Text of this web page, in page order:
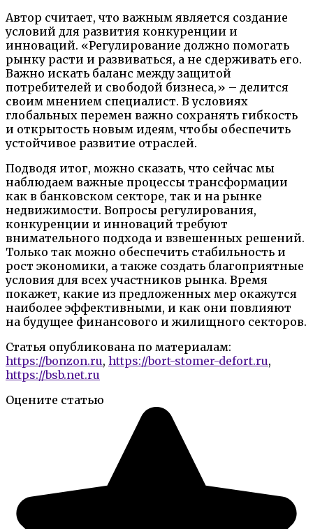
Автор считает, что важным является создание
условий для развития конкуренции и
инноваций. «Регулирование должно помогать
рынку расти и развиваться, а не сдерживать его.
Важно искать баланс между защитой
потребителей и свободой бизнеса,» – делится
своим мнением специалист. В условиях
глобальных перемен важно сохранять гибкость
и открытость новым идеям, чтобы обеспечить
устойчивое развитие отраслей.
Подводя итог, можно сказать, что сейчас мы
наблюдаем важные процессы трансформации
как в банковском секторе, так и на рынке
недвижимости. Вопросы регулирования,
конкуренции и инноваций требуют
внимательного подхода и взвешенных решений.
Только так можно обеспечить стабильность и
рост экономики, а также создать благоприятные
условия для всех участников рынка. Время
покажет, какие из предложенных мер окажутся
наиболее эффективными, и как они повлияют
на будущее финансового и жилищного секторов.
Статья опубликована по материалам:
https://bonzon.ru, https://bort-stomer-defort.ru,
https://bsb.net.ru
Оцените статью